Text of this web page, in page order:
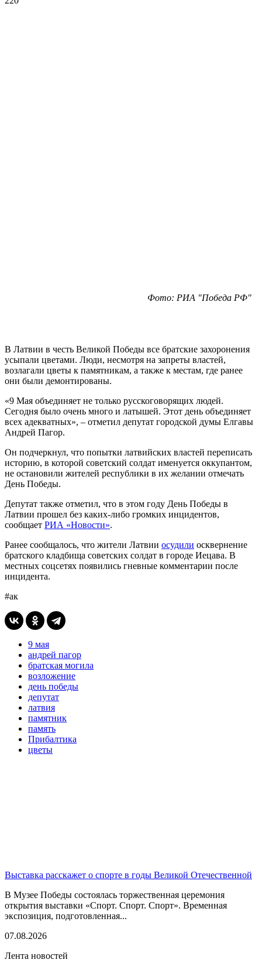
Фото: РИА "Победа РФ"
В Латвии в честь Великой Победы все братские захоронения
усыпали цветами. Люди, несмотря на запреты властей,
возлагали цветы к памятникам, а также к местам, где ранее
они были демонтированы.
«9 Мая объединяет не только русскоговорящих людей.
Сегодня было очень много и латышей. Этот день объединяет
всех адекватных», – отметил депутат городской думы Елгавы
Андрей Пагор.
Он подчеркнул, что попытки латвийских властей переписать
историю, в которой советский солдат именуется оккупантом,
не остановили жителей республики в их желании отмечать
День Победы.
Депутат также отметил, что в этом году День Победы в
Латвии прошел без каких-либо громких инцидентов,
сообщает РИА «Новости».
Ранее сообщалось, что жители Латвии осудили осквернение
братского кладбища советских солдат в городе Иецава. В
местных соцсетях появились гневные комментарии после
инцидента.
#ак
9 мая
андрей пагор
братская могила
возложение
день победы
депутат
латвия
памятник
память
Прибалтика
цветы
Выставка расскажет о спорте в годы Великой Отечественной
В Музее Победы состоялась торжественная церемония
открытия выставки «Спорт. Спорт. Спорт». Временная
экспозиция, подготовленная...
07.08.2026
Лента новостей